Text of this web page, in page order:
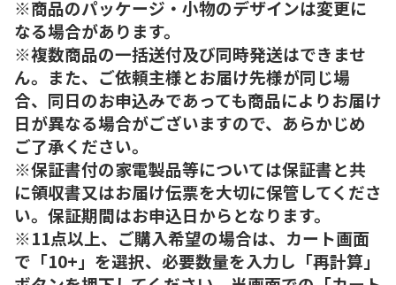
※商品のパッケージ・小物のデザインは変更に
なる場合があります。
※複数商品の一括送付及び同時発送はできませ
ん。また、ご依頼主様とお届け先様が同じ場
合、同日のお申込みであっても商品によりお届け
日が異なる場合がございますので、あらかじめ
ご了承ください。
※保証書付の家電製品等については保証書と共
に領収書又はお届け伝票を大切に保管してくださ
い。保証期間はお申込日からとなります。
※11点以上、ご購入希望の場合は、カート画面
で「10+」を選択、必要数量を入力し「再計算」